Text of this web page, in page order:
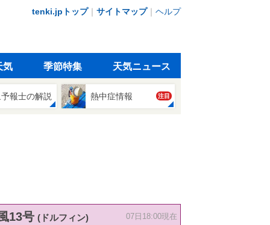
tenki.jpトップ｜ サイトマップ｜ ヘルプ
気 季節特集 天気ニュース
報士の解説 熱中症情報 注目
13号 (ドルフィン) 07日18:00現在